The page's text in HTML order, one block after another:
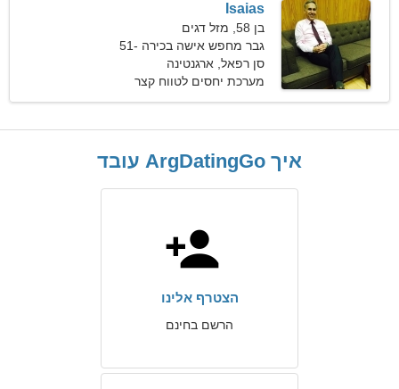
Isaias
בן 58, מזל דגים
גבר מחפש אישה בכירה 51-
56
סן רפאל, ארגנטינה
מערכת יחסים לטווח קצר
איך ArgDatingGo עובד
הצטרף אלינו
הרשם בחינם